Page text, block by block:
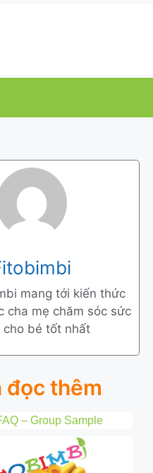
mang tới kiến thức
cha mẹ chăm sóc sức
cho bé tốt nhất
đọc thêm
– Group Sample